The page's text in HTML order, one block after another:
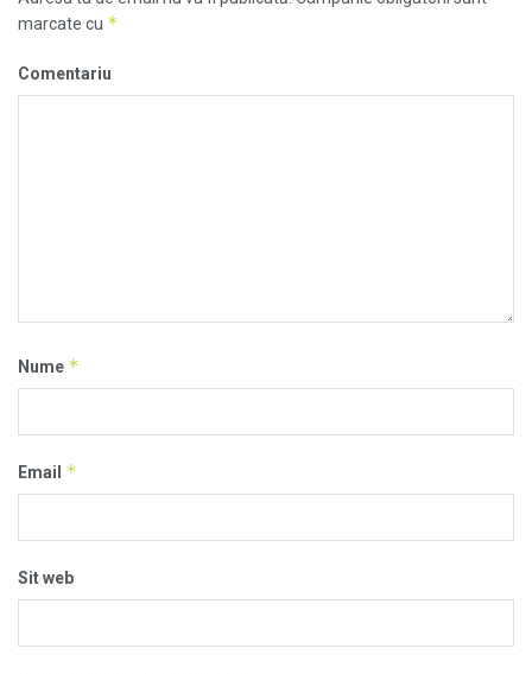
marcate cu *
Comentariu
Nume *
Email *
Sit web